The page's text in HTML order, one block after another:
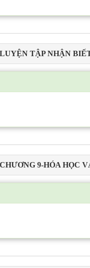
LUYỆN TẬP NHẬN
CHƯƠNG 9-HÓA HỌC